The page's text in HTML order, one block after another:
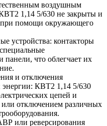
воздушным
1,14 5/630 не закрыты и
при помощи окружающего
устройства: контакторы
что облегчает их
и отключения
энергии: КВТ2 1,14 5/630
цепей и
отключением различных
или реверсирования